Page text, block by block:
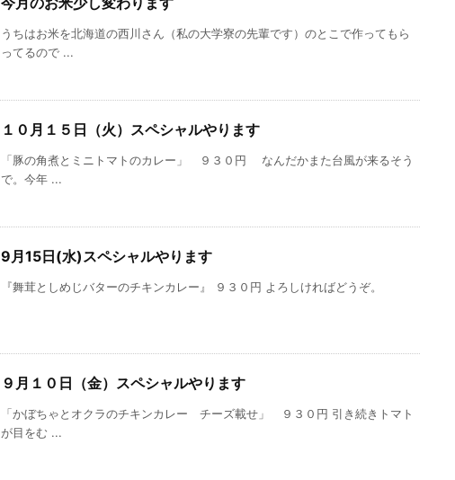
うちはお米を北海道の西川さん（私の大学寮の先輩です）のとこで作ってもら
ってるので ...
１０月１５日（火）スペシャルやります
「豚の角煮とミニトマトのカレー」 ９３０円 なんだかまた台風が来るそう
で。今年 ...
9月15日(水)スペシャルやります
『舞茸としめじバターのチキンカレー』 ９３０円 よろしければどうぞ。
９月１０日（金）スペシャルやります
「かぼちゃとオクラのチキンカレー チーズ載せ」 ９３０円 引き続きトマト
が目をむ ...